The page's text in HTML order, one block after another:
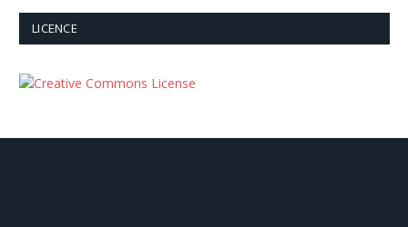
LICENCE